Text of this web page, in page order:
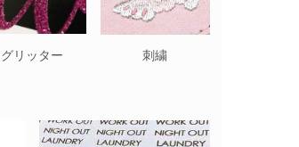
グリッター 刺繍